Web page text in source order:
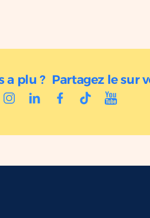
a plu ? Partagez le sur